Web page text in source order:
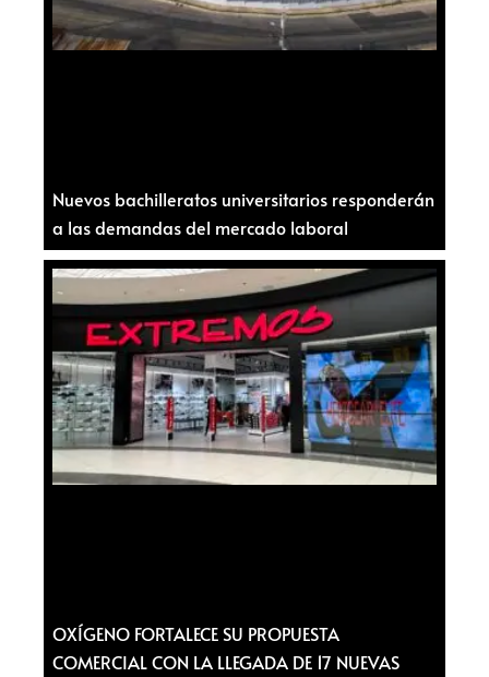
Nuevos bachilleratos universitarios responderán
a las demandas del mercado laboral
OXÍGENO FORTALECE SU PROPUESTA
COMERCIAL CON LA LLEGADA DE 17 NUEVAS